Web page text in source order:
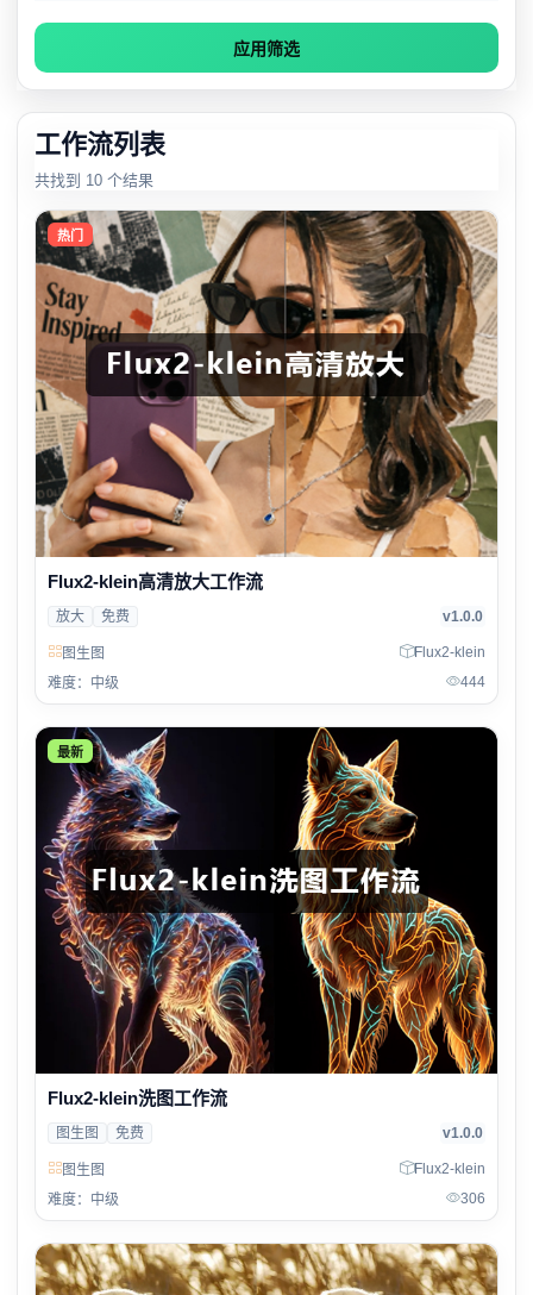
应用筛选
工作流列表
共找到 10 个结果
热门
Flux2-klein高清放大工作流
放大 免费 v1.0.0
图生图
Flux2-klein
难度：中级
444
最新
Flux2-klein洗图工作流
图生图 免费 v1.0.0
图生图
Flux2-klein
难度：中级
306